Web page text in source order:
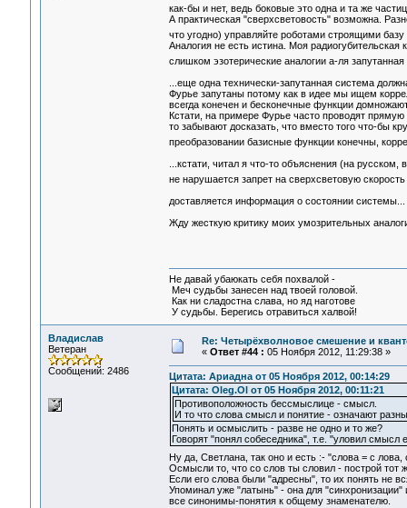
как-бы и нет, ведь боковые это одна и та же
А практическая "сверхсветовость" возможна.
что угодно) управляйте роботами строящими
Аналогия не есть истина. Моя
слишком эзотерические аналогии а-ля
...еще одна технически-запутанная система
Фурье запутаны потому как в идее мы ищем
всегда конечен и бесконечные функции
Кстати, на примере Фурье часто проводят
то забывают досказать, что вместо того что-бы
преобразовании базисные функции конечны,
...кстати, читал я что-то объяснения (на
не нарушается запрет на сверхсветовую
доставляется информация о состоянии
Жду жесткую критику моих умозрительных
Не давай убаюкать себя похвалой -
Меч судьбы занесен над твоей головой.
Как ни сладостна слава, но яд наготове
У судьбы. Берегись отравиться халвой!
Владислав
Ветеран
Сообщений: 2486
Re: Четырёхволновое смешение и
« Ответ #44 : 05 Ноября 2012, 11:29:38 »
Цитата: Ариадна от 05 Ноября 2012, 00:14:29
Цитата: Oleg.Ol от 05 Ноября 2012, 00:11:21
Противоположность бессмыслице - смысл.
И то что слова смысл и понятие - означают
Понять и осмыслить - разве не одно и то же?
Говорят "понял собеседника", т.е. "уловил смысл
Ну да, Светлана, так оно и есть :- "слова = с
Осмысли то, что со слов ты словил - построй тот
Если его слова были "адресны", то их понять не
Упоминал уже "латынь" - она для "синхронизации"
все синонимы-понятия к общему знаменателю.